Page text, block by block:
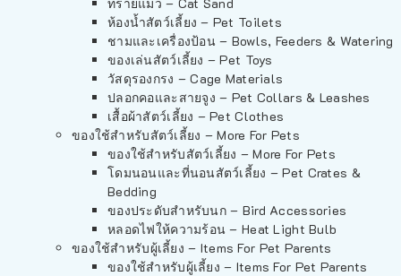
ห้องน้ำสัตว์เลี้ยง – Pet Toilets
ชามและเครื่องป้อน – Bowls, Feeders & Watering
ของเล่นสัตว์เลี้ยง – Pet Toys
วัสดุรองกรง – Cage Materials
ปลอกคอและสายจูง – Pet Collars & Leashes
เสื้อผ้าสัตว์เลี้ยง – Pet Clothes
ของใช้สำหรับสัตว์เลี้ยง – More For Pets
ของใช้สำหรับสัตว์เลี้ยง – More For Pets
โดมนอนและที่นอนสัตว์เลี้ยง – Pet Crates &
Bedding
ของประดับสำหรับนก – Bird Accessories
หลอดไฟให้ความร้อน – Heat Light Bulb
ของใช้สำหรับผู้เลี้ยง – Items For Pet Parents
ของใช้สำหรับผู้เลี้ยง – Items For Pet Parents